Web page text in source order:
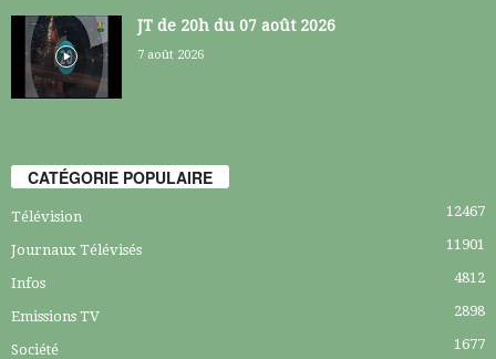
JT de 20h du 07 août 2026
7 août 2026
CATÉGORIE POPULAIRE
Télévision 12467
Journaux Télévisés 11901
Infos 4812
Emissions TV 2898
Société 1677